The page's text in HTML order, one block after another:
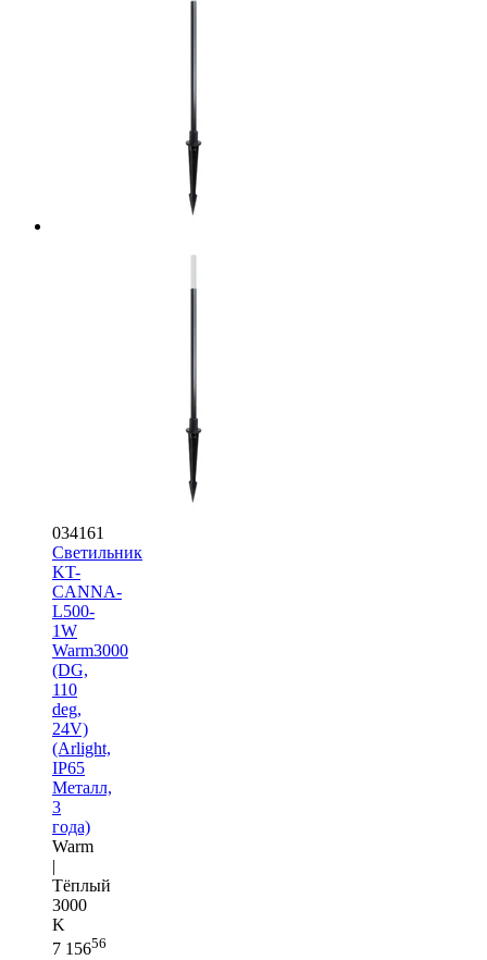
034161
Светильник
KT-
CANNA-
L500-
1W
Warm3000
(DG,
110
deg,
24V)
(Arlight,
IP65
Металл,
3
года)
Warm
|
Тёплый
3000
K
7 15656